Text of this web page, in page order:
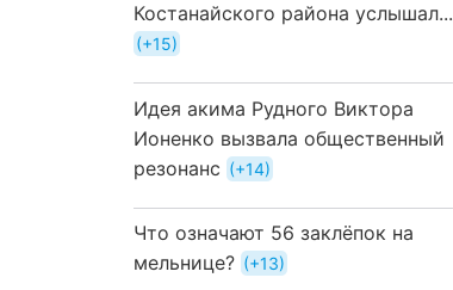
Костанайского района услышал...
+15
Идея акима Рудного Виктора
Ионенко вызвала общественный
резонанс
+14
Что означают 56 заклёпок на
мельнице?
+13